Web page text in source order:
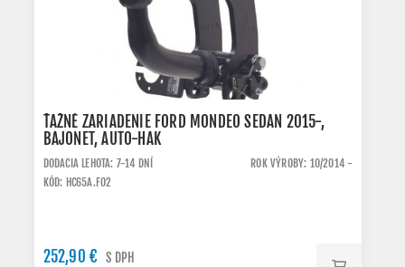
ŤAŽNÉ ZARIADENIE FORD MONDEO SEDAN 2015-,
BAJONET, AUTO-HAK
DODACIA LEHOTA: 7-14 DNÍ
ROK VÝROBY: 10/2014 -
KÓD: HC65A.FO2
252,90 € S DPH